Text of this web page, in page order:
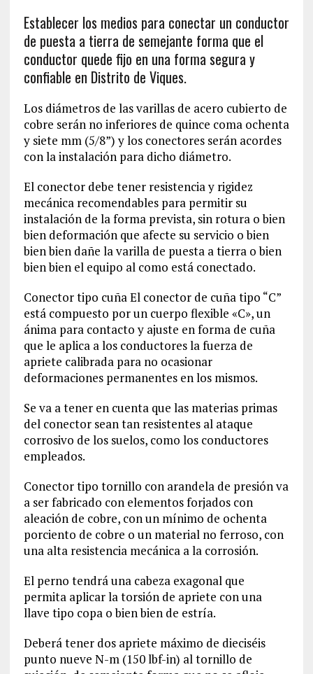
Establecer los medios para conectar un conductor
de puesta a tierra de semejante forma que el
conductor quede fijo en una forma segura y
confiable en Distrito de Viques.
Los diámetros de las varillas de acero cubierto de
cobre serán no inferiores de quince coma ochenta
y siete mm (5/8”) y los conectores serán acordes
con la instalación para dicho diámetro.
El conector debe tener resistencia y rigidez
mecánica recomendables para permitir su
instalación de la forma prevista, sin rotura o bien
bien deformación que afecte su servicio o bien
bien bien dañe la varilla de puesta a tierra o bien
bien bien el equipo al como está conectado.
Conector tipo cuña El conector de cuña tipo “C”
está compuesto por un cuerpo flexible «C», un
ánima para contacto y ajuste en forma de cuña
que le aplica a los conductores la fuerza de
apriete calibrada para no ocasionar
deformaciones permanentes en los mismos.
Se va a tener en cuenta que las materias primas
del conector sean tan resistentes al ataque
corrosivo de los suelos, como los conductores
empleados.
Conector tipo tornillo con arandela de presión va
a ser fabricado con elementos forjados con
aleación de cobre, con un mínimo de ochenta
porciento de cobre o un material no ferroso, con
una alta resistencia mecánica a la corrosión.
El perno tendrá una cabeza exagonal que
permita aplicar la torsión de apriete con una
llave tipo copa o bien bien de estría.
Deberá tener dos apriete máximo de dieciséis
punto nueve N-m (150 lbf-in) al tornillo de